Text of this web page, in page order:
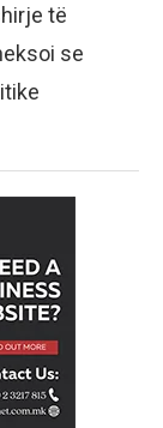
të
se